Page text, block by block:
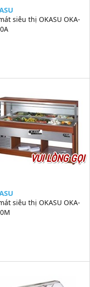
siêu thị OKASU OKA-
VUI LÒNG GỌI
siêu thị OKASU OKA-